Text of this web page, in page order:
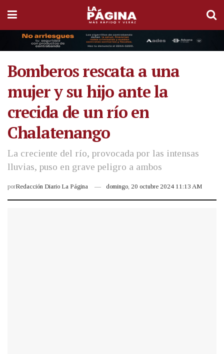
Bomberos rescata a una
mujer y su hijo ante la
crecida de un río en
Chalatenango
La creciente del río, provocada por las intensas
lluvias, puso en grave peligro a ambos
porRedacción Diario La Página domingo, 20 octubre 2024 11:13 AM